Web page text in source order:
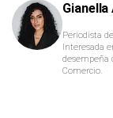
Periodista
Interesada
desempeña
Comercio.